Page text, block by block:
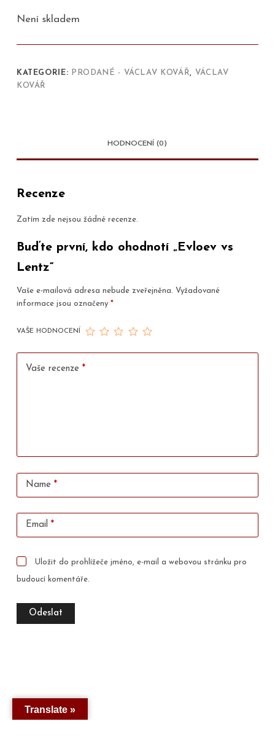
Není skladem
KATEGORIE: PRODANÉ - VÁCLAV KOVÁŘ, VÁCLAV
KOVÁŘ
HODNOCENÍ (0)
Recenze
Zatím zde nejsou žádné recenze.
Buďte první, kdo ohodnotí „Evloev vs
Lentz“
Vaše e-mailová adresa nebude zveřejněna. Vyžadované
informace jsou označeny *
VAŠE HODNOCENÍ
Vaše recenze *
Name*
Email *
Uložit do prohlížeče jméno, e-mail a webovou stránku pro
budoucí komentáře.
Odeslat
Translate »